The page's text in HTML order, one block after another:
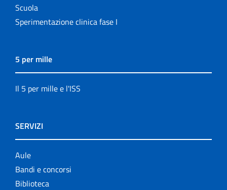
Scuola
Sperimentazione clinica fase I
5 per mille
Il 5 per mille e l'ISS
SERVIZI
Aule
Bandi e concorsi
Biblioteca